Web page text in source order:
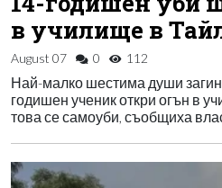
в училище в
August 07 0 112
Най-малко шестима души
годишен ученик откри огън в
това се самоуби, съобщиха